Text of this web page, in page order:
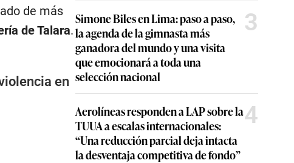
de más
de Talara.
en
Simone Biles en Lima: paso a paso,
la agenda de la gimnasta más
ganadora del mundo y una visita
que emocionará a toda una
selección nacional
3
Aerolíneas responden a LAP sobre la
TUUA a escalas internacionales:
“Una reducción parcial deja intacta
la desventaja competitiva de fondo”
4